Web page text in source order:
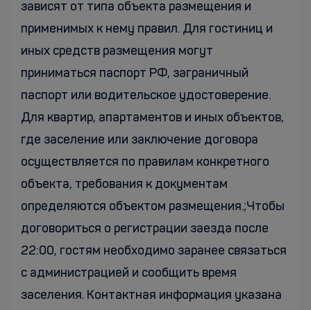
зависят от типа объекта размещения и
применимых к нему правил. Для гостиниц и
иных средств размещения могут
приниматься паспорт РФ, заграничный
паспорт или водительское удостоверение.
Для квартир, апартаментов и иных объектов,
где заселение или заключение договора
осуществляется по правилам конкретного
объекта, требования к документам
определяются объектом размещения.;Чтобы
договориться о регистрации заезда после
22:00, гостям необходимо заранее связаться
с администрацией и сообщить время
заселения. Контактная информация указана